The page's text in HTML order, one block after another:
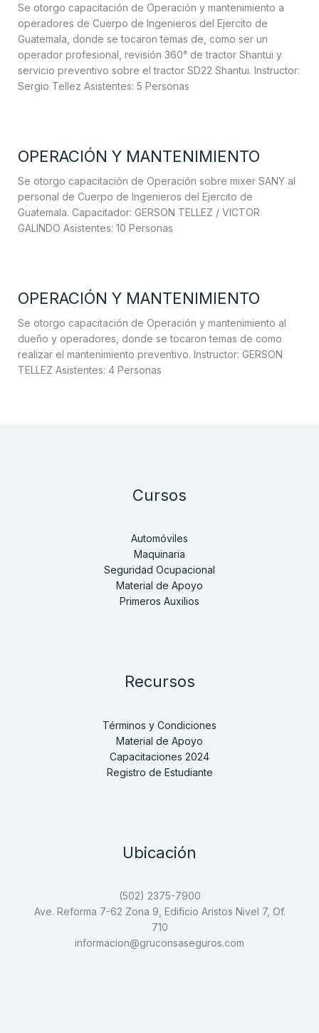
Se otorgo capacitación de Operación y mantenimiento a
operadores de Cuerpo de Ingenieros del Ejercito de
Guatemala, donde se tocaron temas de, como ser un
operador profesional, revisión 360° de tractor Shantui y
servicio preventivo sobre el tractor SD22 Shantui. Instructor:
Sergio Tellez Asistentes: 5 Personas
OPERACIÓN Y MANTENIMIENTO
Se otorgo capacitación de Operación sobre mixer SANY al
personal de Cuerpo de Ingenieros del Ejercito de
Guatemala. Capacitador: GERSON TELLEZ / VICTOR
GALINDO Asistentes: 10 Personas
OPERACIÓN Y MANTENIMIENTO
Se otorgo capacitación de Operación y mantenimiento al
dueño y operadores, donde se tocaron temas de como
realizar el mantenimiento preventivo. Instructor: GERSON
TELLEZ Asistentes: 4 Personas
Cursos
Automóviles
Maquinaria
Seguridad Ocupacional
Material de Apoyo
Primeros Auxilios
Recursos
Términos y Condiciones
Material de Apoyo
Capacitaciones 2024
Registro de Estudiante
Ubicación
(502) 2375-7900
Ave. Reforma 7-62 Zona 9, Edificio Aristos Nivel 7, Of.
710
informacion@gruconsaseguros.com